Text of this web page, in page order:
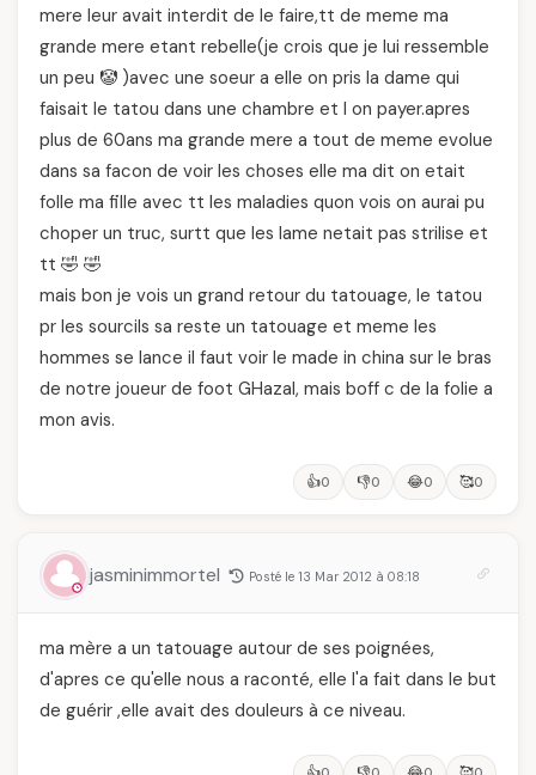
mere leur avait interdit de le faire,tt de meme ma
grande mere etant rebelle(je crois que je lui ressemble
un peu 🤡 )avec une soeur a elle on pris la dame qui
faisait le tatou dans une chambre et l on payer.apres
plus de 60ans ma grande mere a tout de meme evolue
dans sa facon de voir les choses elle ma dit on etait
folle ma fille avec tt les maladies quon vois on aurai pu
choper un truc, surtt que les lame netait pas strilise et
tt 🤣 🤣
mais bon je vois un grand retour du tatouage, le tatou
pr les sourcils sa reste un tatouage et meme les
hommes se lance il faut voir le made in china sur le bras
de notre joueur de foot GHazal, mais boff c de la folie a
mon avis.
👍0 👎0 😂0 🥰0
jasminimmortel Posté le 13 Mar 2012 à 08:18
ma mère a un tatouage autour de ses poignées,
d'apres ce qu'elle nous a raconté, elle l'a fait dans le but
de guérir ,elle avait des douleurs à ce niveau.